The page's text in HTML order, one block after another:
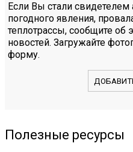
Если Вы стали
погодного явления,
теплотрассы, сообщите об
новостей. Загружайте
форму.
Полезные ресурсы